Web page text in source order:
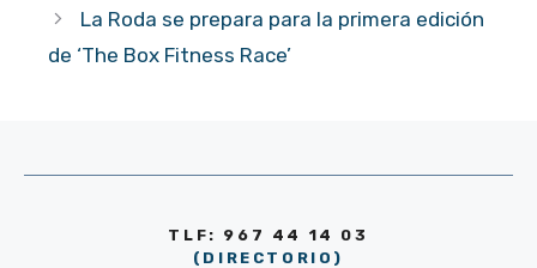
La Roda se prepara para la primera edición
de ‘The Box Fitness Race’
TLF: 967 44 14 03
(DIRECTORIO)